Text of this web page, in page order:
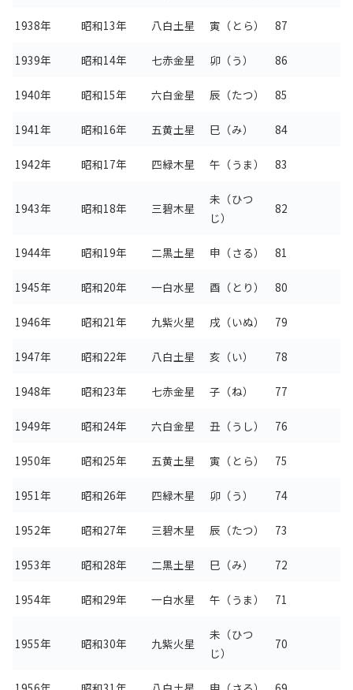
1938年 昭和13年 八白土星 寅（とら） 87
1939年 昭和14年 七赤金星 卯（う） 86
1940年 昭和15年 六白金星 辰（たつ） 85
1941年 昭和16年 五黄土星 巳（み） 84
1942年 昭和17年 四緑木星 午（うま） 83
1943年 昭和18年 三碧木星
未（ひつ
じ）
82
1944年 昭和19年 二黒土星 申（さる） 81
1945年 昭和20年 一白水星 酉（とり） 80
1946年 昭和21年 九紫火星 戌（いぬ） 79
1947年 昭和22年 八白土星 亥（い） 78
1948年 昭和23年 七赤金星 子（ね） 77
1949年 昭和24年 六白金星 丑（うし） 76
1950年 昭和25年 五黄土星 寅（とら） 75
1951年 昭和26年 四緑木星 卯（う） 74
1952年 昭和27年 三碧木星 辰（たつ） 73
1953年 昭和28年 二黒土星 巳（み） 72
1954年 昭和29年 一白水星 午（うま） 71
1955年 昭和30年 九紫火星
未（ひつ
じ）
70